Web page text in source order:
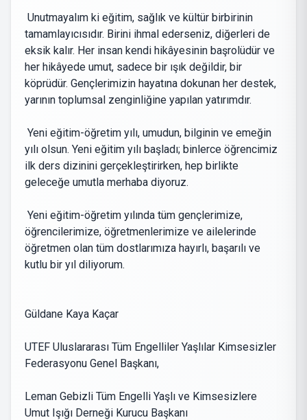
Unutmayalım ki eğitim, sağlık ve kültür birbirinin
tamamlayıcısıdır. Birini ihmal ederseniz, diğerleri de
eksik kalır. Her insan kendi hikâyesinin başrolüdür ve
her hikâyede umut, sadece bir ışık değildir, bir
köprüdür. Gençlerimizin hayatına dokunan her destek,
yarının toplumsal zenginliğine yapılan yatırımdır.
Yeni eğitim-öğretim yılı, umudun, bilginin ve emeğin
yılı olsun. Yeni eğitim yılı başladı; binlerce öğrencimiz
ilk ders dizinini gerçekleştirirken, hep birlikte
geleceğe umutla merhaba diyoruz.
Yeni eğitim-öğretim yılında tüm gençlerimize,
öğrencilerimize, öğretmenlerimize ve ailelerinde
öğretmen olan tüm dostlarımıza hayırlı, başarılı ve
kutlu bir yıl diliyorum.
Güldane Kaya Kaçar
UTEF Uluslararası Tüm Engelliler Yaşlılar Kimsesizler
Federasyonu Genel Başkanı,
Leman Gebizli Tüm Engelli Yaşlı ve Kimsesizlere
Umut Işığı Derneği Kurucu Başkanı